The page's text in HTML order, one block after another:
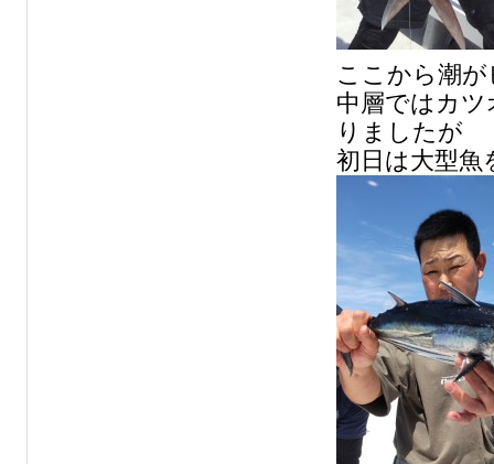
ここから潮
中層ではカ
りましたが
初日は大型魚